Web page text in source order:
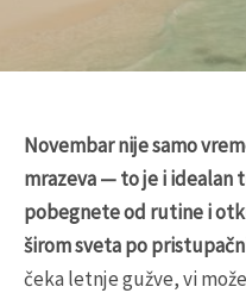
Novembar nije samo
mrazeva — to je i
pobegnete od rutine i
širom sveta po
čeka letnje gužve, vi